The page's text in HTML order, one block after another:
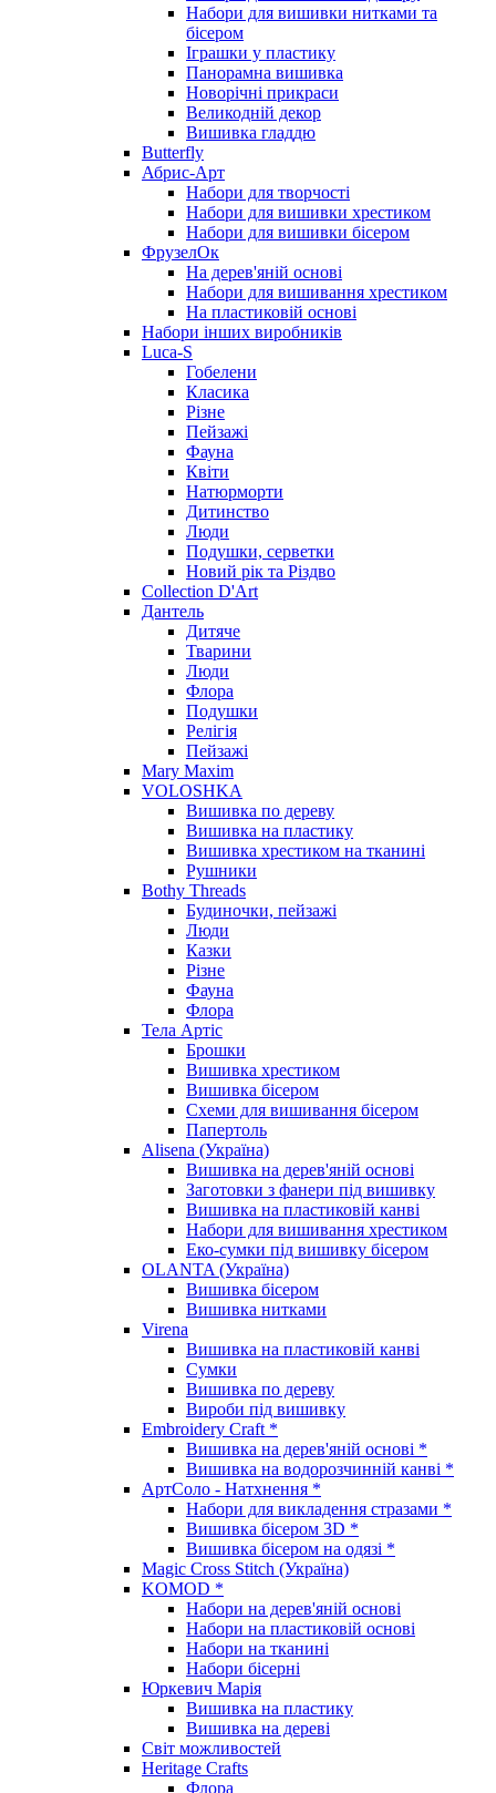
Набори для вишивки нитками та
бісером
Іграшки у пластику
Панорамна вишивка
Новорічні прикраси
Великодній декор
Вишивка гладдю
Butterfly
Абрис-Арт
Набори для творчості
Набори для вишивки хрестиком
Набори для вишивки бісером
ФрузелОк
На дерев'яній основі
Набори для вишивання хрестиком
На пластиковій основі
Набори інших виробників
Luca-S
Гобелени
Класика
Різне
Пейзажі
Фауна
Квіти
Натюрморти
Дитинство
Люди
Подушки, серветки
Новий рік та Різдво
Collection D'Art
Дантель
Дитяче
Тварини
Люди
Флора
Подушки
Релігія
Пейзажі
Mary Maxim
VOLOSHKA
Вишивка по дереву
Вишивка на пластику
Вишивка хрестиком на тканині
Рушники
Bothy Threads
Будиночки, пейзажі
Люди
Казки
Різне
Фауна
Флора
Тела Артіс
Брошки
Вишивка хрестиком
Вишивка бісером
Схеми для вишивання бісером
Папертоль
Alisena (Україна)
Вишивка на дерев'яній основі
Заготовки з фанери під вишивку
Вишивка на пластиковій канві
Набори для вишивання хрестиком
Еко-сумки під вишивку бісером
OLANTA (Україна)
Вишивка бісером
Вишивка нитками
Virena
Вишивка на пластиковій канві
Сумки
Вишивка по дереву
Вироби під вишивку
Embroidery Craft *
Вишивка на дерев'яній основі *
Вишивка на водорозчинній канві *
АртСоло - Натхнення *
Набори для викладення стразами *
Вишивка бісером 3D *
Вишивка бісером на одязі *
Magic Cross Stitch (Україна)
KOMOD *
Набори на дерев'яній основі
Набори на пластиковій основі
Набори на тканині
Набори бісерні
Юркевич Марія
Вишивка на пластику
Вишивка на дереві
Світ можливостей
Heritage Crafts
Флора